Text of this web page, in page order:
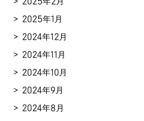
2025年1月
2024年12月
2024年11月
2024年10月
2024年9月
2024年8月